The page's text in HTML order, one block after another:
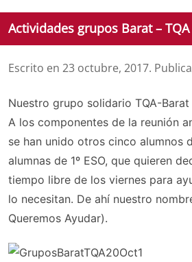
Actividades grupos Barat – TQA
Escrito en 23 octubre, 2017.
Nuestro grupo solidario TQA-
A los componentes de la reunión
se han unido otros cinco alumnos
alumnas de 1º ESO, que quieren
tiempo libre de los viernes para
lo necesitan. De ahí nuestro
Queremos Ayudar).